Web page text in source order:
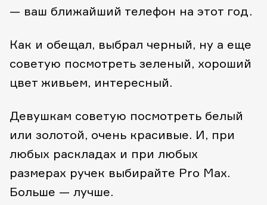
— ваш ближайший телефон на этот год.
Как и обещал, выбрал черный, ну а еще
советую посмотреть зеленый, хороший
цвет живьем, интересный.
Девушкам советую посмотреть белый
или золотой, очень красивые. И, при
любых раскладах и при любых
размерах ручек выбирайте Pro Max.
Больше — лучше.